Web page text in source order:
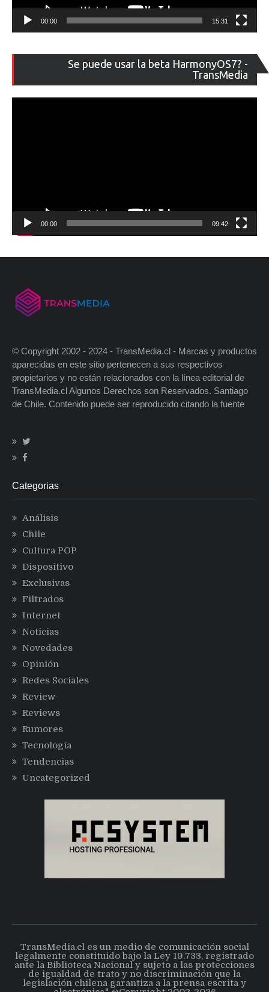
00:00 15:31
Se puede usar la beta HarmonyOS7? -
TransMedia
de
00:00 09:42
© Copyright 2002 - 2024 - TransMedia.cl - Marcas y productos
aparecidas en este sitio pertenecen a sus respectivos
propietarios y no están relacionados con la línea editorial de
TransMedia.cl Algunos Derechos son Reservados. Santiago
de Chile. Contenido puede ser reproducido citando la fuente
Categorias
Análisis
Chile
Cultura POP
Dispositivo
Exclusivas
Filtrados
Internet
Noticias
Novedades
Opinión
Redes Sociales
Review
Reviews
Rumores
Tecnología
Tendencias
Uncategorized
TransMedia.cl es un medio de comunicación social
legalmente constituido bajo la Ley 19.733, registrado
ante la Biblioteca Nacional y sujeto a las protecciones
de igualdad de trato y no discriminación que la
legislación chilena garantiza a la prensa escrita y